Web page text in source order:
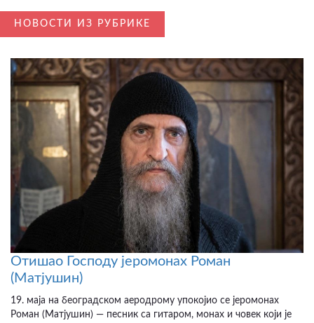
НОВОСТИ ИЗ РУБРИКЕ
Отишао Господу јеромонах Роман
(Матјушин)
19. маја на београдском аеродрому упокојио се јеромонах
Роман (Матјушин) — песник са гитаром, монах и човек који је